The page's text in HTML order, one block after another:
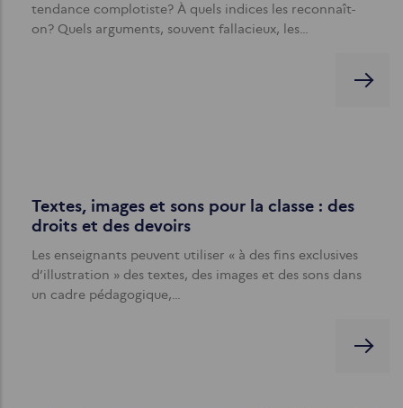
tendance complotiste? À quels indices les reconnaît-
on? Quels arguments, souvent fallacieux, les…
Textes, images et sons pour la classe : des
droits et des devoirs
Les enseignants peuvent utiliser « à des fins exclusives
d’illustration » des textes, des images et des sons dans
un cadre pédagogique,…